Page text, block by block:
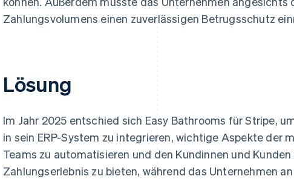
Zahlungsvolumens einen zuverlässigen Betrugsschutz
Lösung
Im Jahr 2025 entschied sich Easy Bathrooms für Stripe,
in sein ERP-System zu integrieren, wichtige Aspekte der
Teams zu automatisieren und den Kundinnen und
Zahlungserlebnis zu bieten, während das Unternehmen